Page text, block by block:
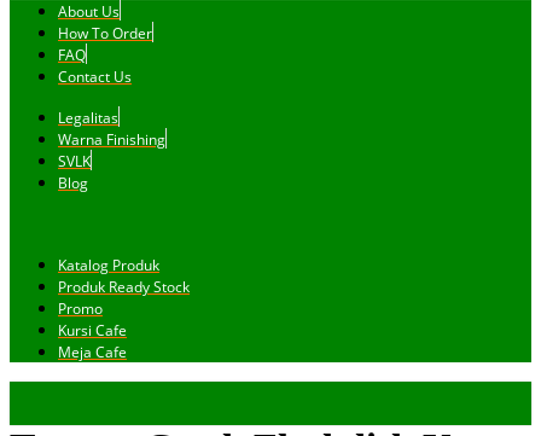
About Us
How To Order
FAQ
Contact Us
Legalitas
Warna Finishing
SVLK
Blog
Katalog Produk
Produk Ready Stock
Promo
Kursi Cafe
Meja Cafe